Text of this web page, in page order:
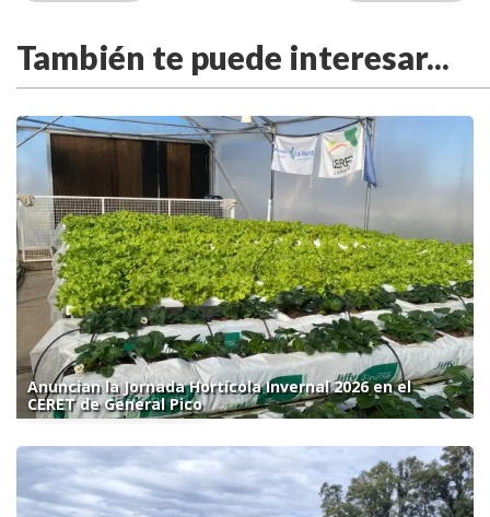
También te puede interesar...
Anuncian la Jornada Hortícola Invernal 2026 en el
CERET de General Pico